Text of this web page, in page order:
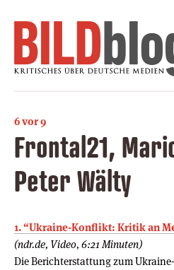
6 vor 9
Frontal21,
Peter Wälty
1. “Ukraine-Konflikt: Kritik an
(ndr.de, Video, 6:21 Minuten)
Die Berichterstattung zum